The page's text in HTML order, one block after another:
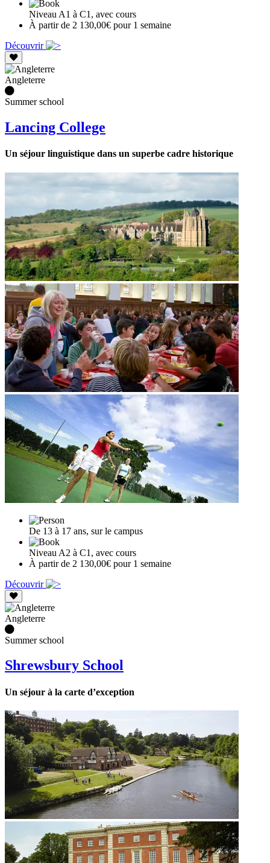
Niveau A1 à C1, avec cours
À partir de 2 130,00€ pour 1 semaine
Découvrir
Angleterre
Summer school
Lancing College
Un séjour linguistique dans un superbe cadre historique
De 13 à 17 ans, sur le campus
Niveau A2 à C1, avec cours
À partir de 2 130,00€ pour 1 semaine
Découvrir
Angleterre
Summer school
Shrewsbury School
Un séjour à la carte d’exception